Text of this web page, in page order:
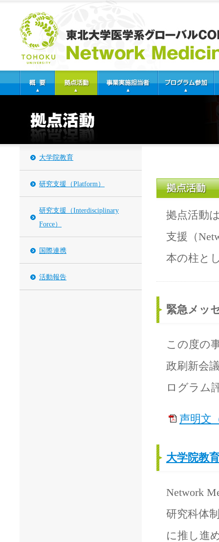
拠点活動
支援（
本の柱と
緊急メッ
この度の
政刷新会
ログラム
声明文
大学院教
Network
研究科体
に推し進
大学院教育
研究支援（Platform）
研究支援（Interdisciplinary
Force）
国際連携
活動報告